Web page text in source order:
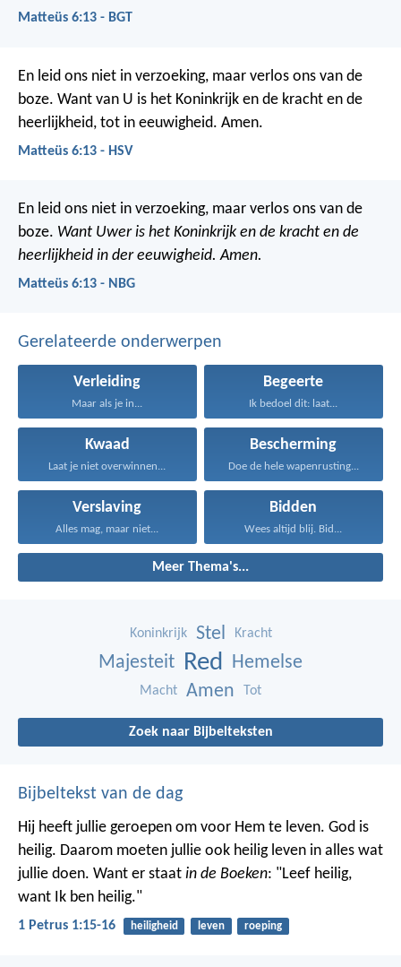
Matteüs 6:13 - BGT
En leid ons niet in verzoeking, maar verlos ons van de
boze. Want van U is het Koninkrijk en de kracht en de
heerlijkheid, tot in eeuwigheid. Amen.
Matteüs 6:13 - HSV
En leid ons niet in verzoeking, maar verlos ons van de
boze. Want Uwer is het Koninkrijk en de kracht en de
heerlijkheid in der eeuwigheid. Amen.
Matteüs 6:13 - NBG
Gerelateerde onderwerpen
Verleiding
Maar als je in...
Begeerte
Ik bedoel dit: laat...
Kwaad
Laat je niet overwinnen...
Bescherming
Doe de hele wapenrusting...
Verslaving
Alles mag, maar niet...
Bidden
Wees altijd blij. Bid...
Meer Thema's...
Koninkrijk Stel Kracht
Majesteit Red Hemelse
Macht Amen Tot
Zoek naar Bijbelteksten
Bijbeltekst van de dag
Hij heeft jullie geroepen om voor Hem te leven. God is
heilig. Daarom moeten jullie ook heilig leven in alles wat
jullie doen. Want er staat in de Boeken: "Leef heilig,
want Ik ben heilig."
1 Petrus 1:15-16 heiligheid leven roeping